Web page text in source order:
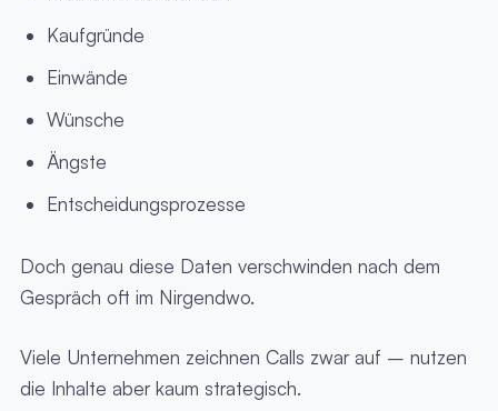
Kaufgründe
Einwände
Wünsche
Ängste
Entscheidungsprozesse
Doch genau diese Daten verschwinden nach dem
Gespräch oft im Nirgendwo.
Viele Unternehmen zeichnen Calls zwar auf – nutzen
die Inhalte aber kaum strategisch.